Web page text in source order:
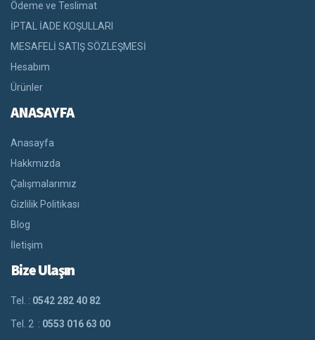
Ödeme ve Teslimat
İPTAL İADE KOŞULLARI
MESAFELİ SATIŞ SÖZLEŞMESİ
Hesabım
Ürünler
ANASAYFA
Anasayfa
Hakkmızda
Çalışmalarımız
Gizlilik Politikası
Blog
İletişim
Bize Ulaşın
Tel. : 0542 282 40 82
Tel. 2 : 0553 016 63 00